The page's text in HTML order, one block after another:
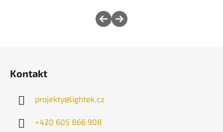
Kontakt
projekty@lightek.cz
+420 605 866 908